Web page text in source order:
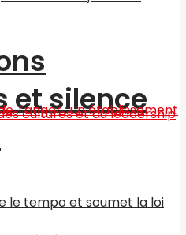
et silence